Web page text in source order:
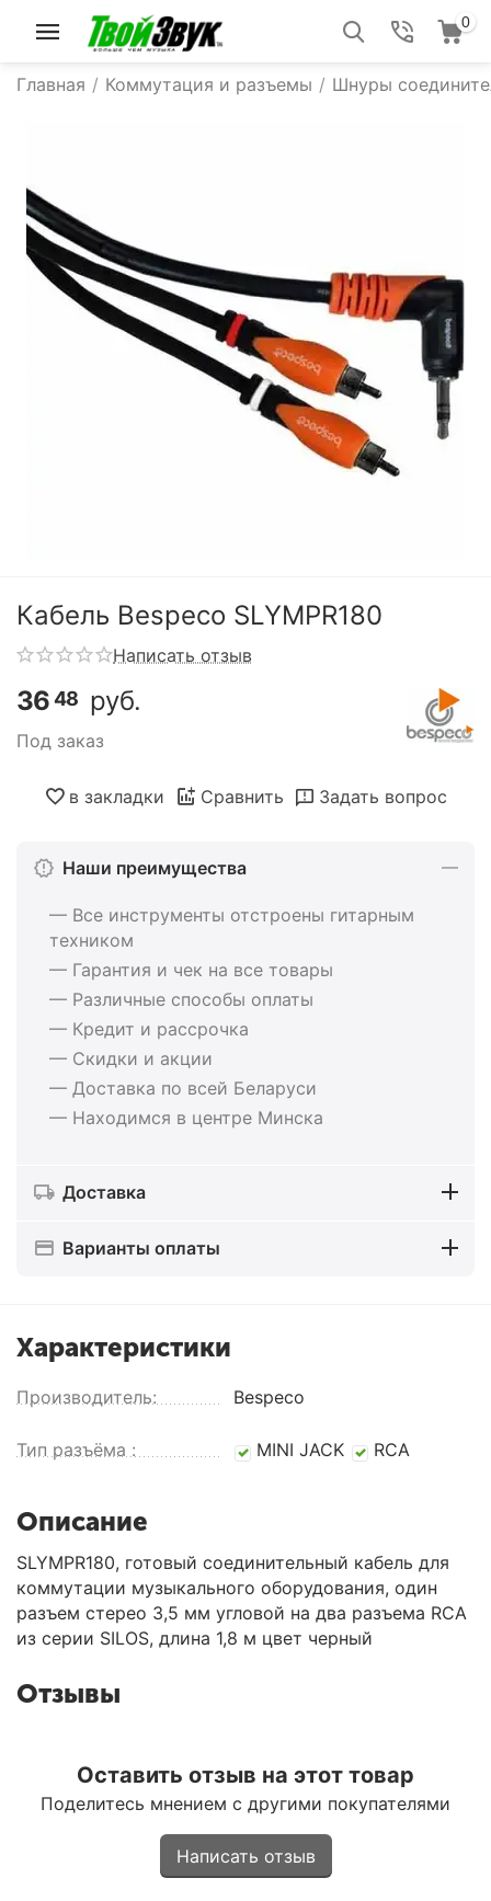
0
Главная / Коммутация и разъемы / Шнуры
Кабель Bespeco SLYMPR180
Написать отзыв
3648 руб.
Под заказ
в закладки Сравнить Задать вопрос
Наши преимущества
— Все инструменты отстроены гитарным
техником
— Гарантия и чек на все товары
— Различные способы оплаты
— Кредит и рассрочка
— Скидки и акции
— Доставка по всей Беларуси
— Находимся в центре Минска
Доставка
Варианты оплаты
Характеристики
Производитель: Bespeco
Тип разъёма : MINI JACK RCA
Описание
SLYMPR180, готовый соединительный кабель для
коммутации музыкального оборудования, один
разъем стерео 3,5 мм угловой на два разъема RCA
из серии SILOS, длина 1,8 м цвет черный
Отзывы
Оставить отзыв на этот товар
Поделитесь мнением с другими покупателями
Написать отзыв